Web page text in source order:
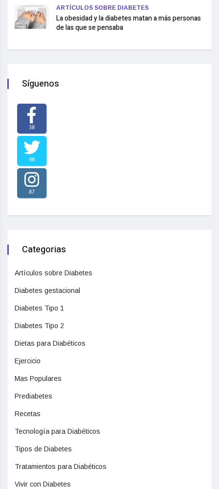
ARTÍCULOS SOBRE DIABETES
La obesidad y la diabetes matan a más personas
de las que se pensaba
Síguenos
38
98
87
Categorias
Artículos sobre Diabetes
Diabetes gestacional
Diabetes Tipo 1
Diabetes Tipo 2
Dietas para Diabéticos
Ejercicio
Mas Populares
Prediabetes
Recetas
Tecnología para Diabéticos
Tipos de Diabetes
Tratamientos para Diabéticos
Vivir con Diabetes